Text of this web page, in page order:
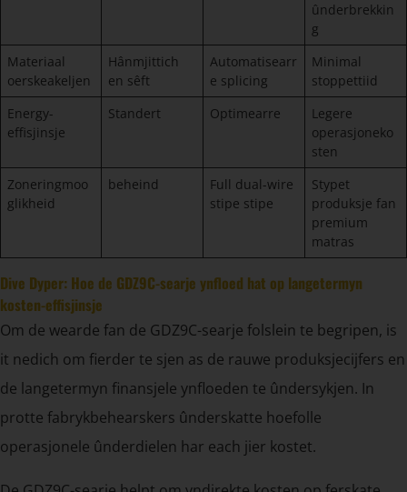
ûnderbrekkin
g
Materiaal
oerskeakeljen
Hânmjittich
en sêft
Automatisearr
e splicing
Minimal
stoppettiid
Energy-
effisjinsje
Standert Optimearre
Legere
operasjoneko
sten
Zoneringmoo
glikheid
beheind
Full dual-wire
stipe stipe
Stypet
produksje fan
premium
matras
Dive Dyper: Hoe de GDZ9C-searje ynfloed hat op langetermyn
kosten-effisjinsje
Om de wearde fan de GDZ9C-searje folslein te begripen, is
it nedich om fierder te sjen as de rauwe produksjecijfers en
de langetermyn finansjele ynfloeden te ûndersykjen. In
protte fabrykbehearskers ûnderskatte hoefolle
operasjonele ûnderdielen har each jier kostet.